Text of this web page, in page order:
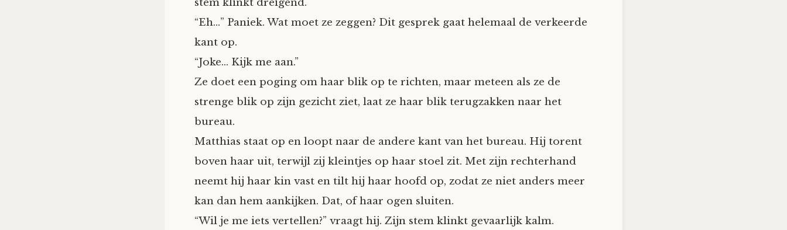
stem klinkt dreigend.
“Eh…” Paniek. Wat moet ze zeggen? Dit gesprek gaat helemaal de verkeerde
kant op.
“Joke… Kijk me aan.”
Ze doet een poging om haar blik op te richten, maar meteen als ze de
strenge blik op zijn gezicht ziet, laat ze haar blik terugzakken naar het
bureau.
Matthias staat op en loopt naar de andere kant van het bureau. Hij torent
boven haar uit, terwijl zij kleintjes op haar stoel zit. Met zijn rechterhand
neemt hij haar kin vast en tilt hij haar hoofd op, zodat ze niet anders meer
kan dan hem aankijken. Dat, of haar ogen sluiten.
“Wil je me iets vertellen?” vraagt hij. Zijn stem klinkt gevaarlijk kalm.